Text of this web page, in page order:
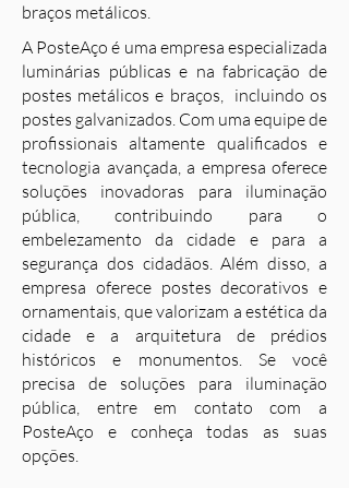
braços metálicos.
A PosteAço é uma empresa especializada
luminárias públicas e na fabricação de
postes metálicos e braços, incluindo os
postes galvanizados. Com uma equipe de
profissionais altamente qualificados e
tecnologia avançada, a empresa oferece
soluções inovadoras para iluminação
pública, contribuindo para o
embelezamento da cidade e para a
segurança dos cidadãos. Além disso, a
empresa oferece postes decorativos e
ornamentais, que valorizam a estética da
cidade e a arquitetura de prédios
históricos e monumentos. Se você
precisa de soluções para iluminação
pública, entre em contato com a
PosteAço e conheça todas as suas
opções.